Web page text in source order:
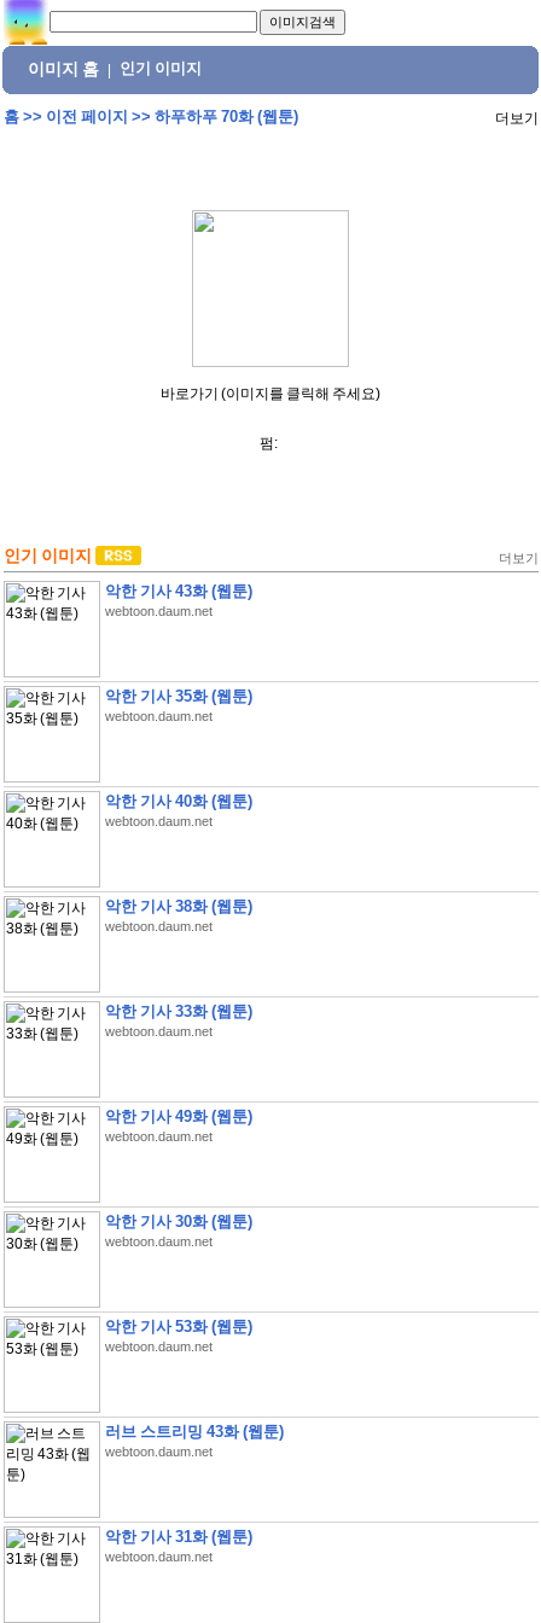
이미지 홈 인기 이미지
홈>> 이전 페이지 >> 하푸하푸 70화 (웹툰) 더보기
바로가기 (이미지를 클릭해 주세요)
펌:
인기 이미지 더보기
악한 기사 43화 (웹툰)
webtoon.daum.net
악한 기사 35화 (웹툰)
webtoon.daum.net
악한 기사 40화 (웹툰)
webtoon.daum.net
악한 기사 38화 (웹툰)
webtoon.daum.net
악한 기사 33화 (웹툰)
webtoon.daum.net
악한 기사 49화 (웹툰)
webtoon.daum.net
악한 기사 30화 (웹툰)
webtoon.daum.net
악한 기사 53화 (웹툰)
webtoon.daum.net
러브 스트리밍 43화 (웹툰)
webtoon.daum.net
악한 기사 31화 (웹툰)
webtoon.daum.net